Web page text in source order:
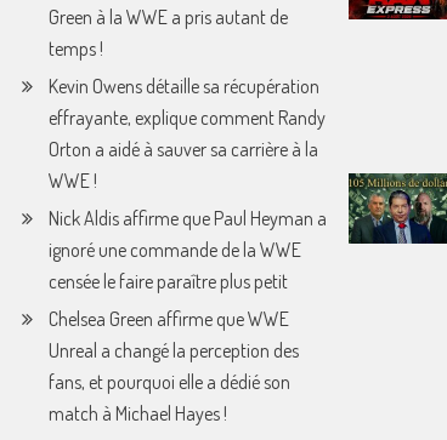
Green à la WWE a pris autant de
temps !
Kevin Owens détaille sa récupération
effrayante, explique comment Randy
Orton a aidé à sauver sa carrière à la
WWE !
Nick Aldis affirme que Paul Heyman a
ignoré une commande de la WWE
censée le faire paraître plus petit
Chelsea Green affirme que WWE
Unreal a changé la perception des
fans, et pourquoi elle a dédié son
match à Michael Hayes !